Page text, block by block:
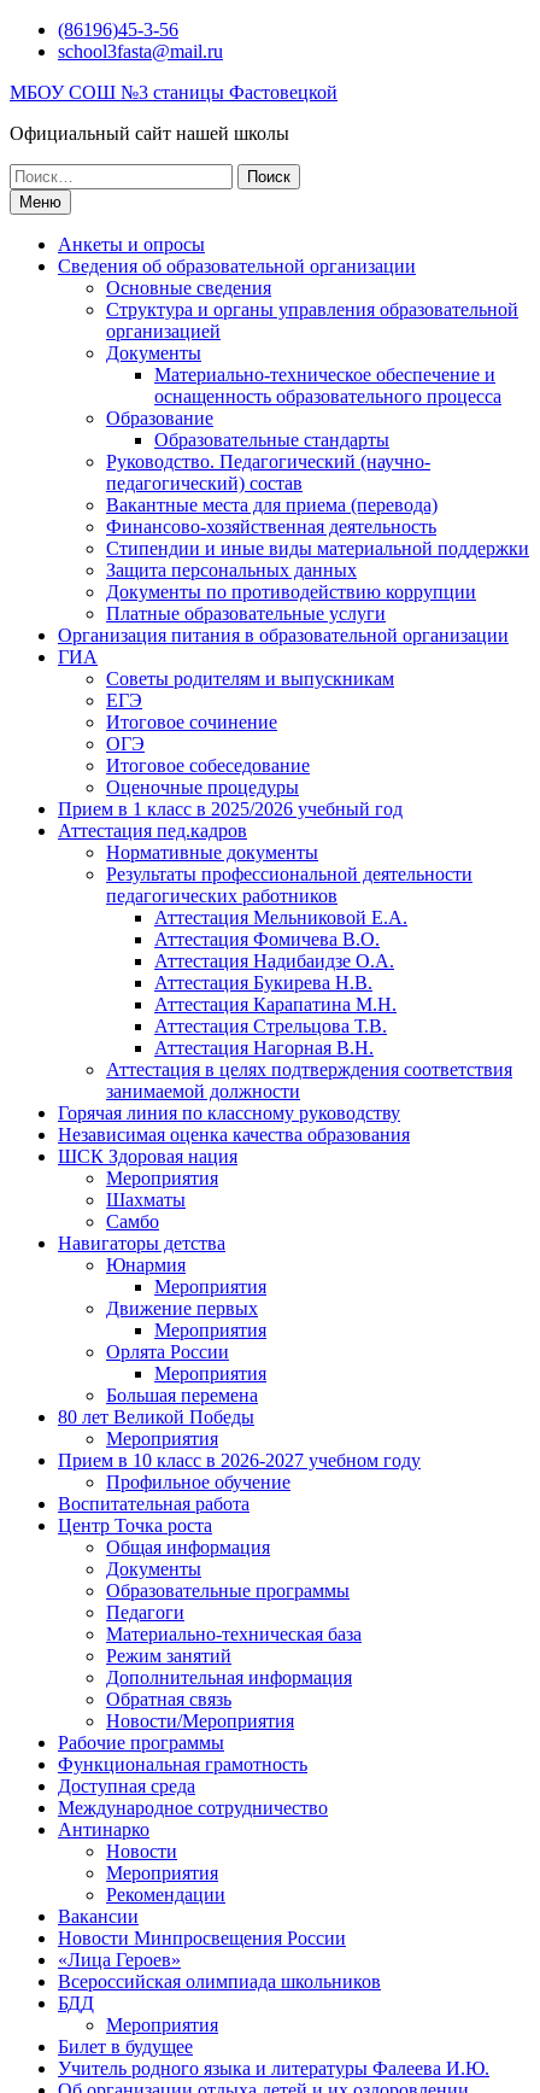
Перейти(86196)45-3-56
school3fasta@mail.ru
МБОУ СОШ №3 станицы Фастовецкой
Официальный сайт нашей школы
Поиск
по:Меню
Анкеты и опросы
Сведения об образовательной организации
Основные сведения
Структура и органы управления образовательной
организацией
Документы
Материально-техническое обеспечение и
оснащенность образовательного процесса
Образование
Образовательные стандарты
Руководство. Педагогический (научно-
педагогический) состав
Вакантные места для приема (перевода)
Финансово-хозяйственная деятельность
Стипендии и иные виды материальной поддержки
Защита персональных данных
Документы по противодействию коррупции
Платные образовательные услуги
Организация питания в образовательной организации
ГИА
Советы родителям и выпускникам
ЕГЭ
Итоговое сочинение
ОГЭ
Итоговое собеседование
Оценочные процедуры
Прием в 1 класс в 2025/2026 учебный год
Аттестация пед.кадров
Нормативные документы
Результаты профессиональной деятельности
педагогических работников
Аттестация Мельниковой Е.А.
Аттестация Фомичева В.О.
Аттестация Надибаидзе О.А.
Аттестация Букирева Н.В.
Аттестация Карапатина М.Н.
Аттестация Стрельцова Т.В.
Аттестация Нагорная В.Н.
Аттестация в целях подтверждения соответствия
занимаемой должности
Горячая линия по классному руководству
Независимая оценка качества образования
ШСК Здоровая нация
Мероприятия
Шахматы
Самбо
Навигаторы детства
Юнармия
Мероприятия
Движение первых
Мероприятия
Орлята России
Мероприятия
Большая перемена
80 лет Великой Победы
Мероприятия
Прием в 10 класс в 2026-2027 учебном году
Профильное обучение
Воспитательная работа
Центр Точка роста
Общая информация
Документы
Образовательные программы
Педагоги
Материально-техническая база
Режим занятий
Дополнительная информация
Обратная связь
Новости/Мероприятия
Рабочие программы
Функциональная грамотность
Доступная среда
Международное сотрудничество
Антинарко
Новости
Мероприятия
Рекомендации
Вакансии
Новости Минпросвещения России
«Лица Героев»
Всероссийская олимпиада школьников
БДД
Мероприятия
Билет в будущее
Учитель родного языка и литературы Фалеева И.Ю.